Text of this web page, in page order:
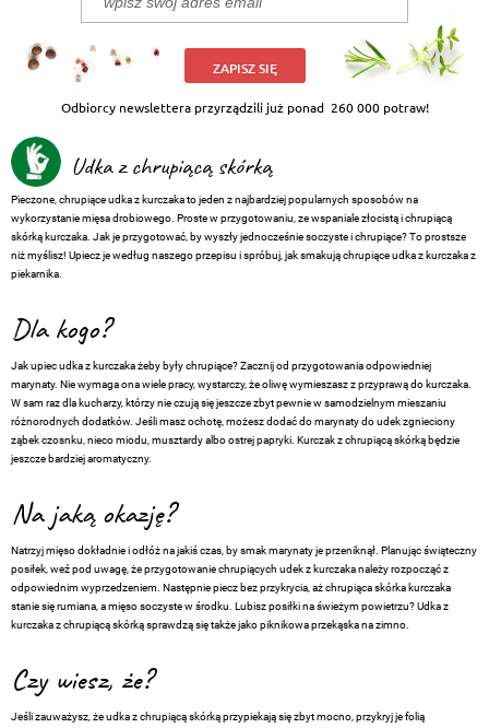
ZAPISZ SIĘ
Odbiorcy newslettera przyrządzili już ponad 260 000 potraw!
Udka z chrupiącą skórką
Pieczone, chrupiące udka z kurczaka to jeden z najbardziej popularnych sposobów na
wykorzystanie mięsa drobiowego. Proste w przygotowaniu, ze wspaniale złocistą i chrupiącą
skórką kurczaka. Jak je przygotować, by wyszły jednocześnie soczyste i chrupiące? To prostsze
niż myślisz! Upiecz je według naszego przepisu i spróbuj, jak smakują chrupiące udka z kurczaka z
piekarnika.
Dla kogo?
Jak upiec udka z kurczaka żeby były chrupiące? Zacznij od przygotowania odpowiedniej
marynaty. Nie wymaga ona wiele pracy, wystarczy, że oliwę wymieszasz z przyprawą do kurczaka.
W sam raz dla kucharzy, którzy nie czują się jeszcze zbyt pewnie w samodzielnym mieszaniu
różnorodnych dodatków. Jeśli masz ochotę, możesz dodać do marynaty do udek zgnieciony
ząbek czosnku, nieco miodu, musztardy albo ostrej papryki. Kurczak z chrupiącą skórką będzie
jeszcze bardziej aromatyczny.
Na jaką okazję?
Natrzyj mięso dokładnie i odłóż na jakiś czas, by smak marynaty je przeniknął. Planując świąteczny
posiłek, weź pod uwagę, że przygotowanie chrupiących udek z kurczaka należy rozpocząć z
odpowiednim wyprzedzeniem. Następnie piecz bez przykrycia, aż chrupiąca skórka kurczaka
stanie się rumiana, a mięso soczyste w środku. Lubisz posiłki na świeżym powietrzu? Udka z
kurczaka z chrupiącą skórką sprawdzą się także jako piknikowa przekąska na zimno.
Czy wiesz, że?
Jeśli zauważysz, że udka z chrupiącą skórką przypiekają się zbyt mocno, przykryj je folią